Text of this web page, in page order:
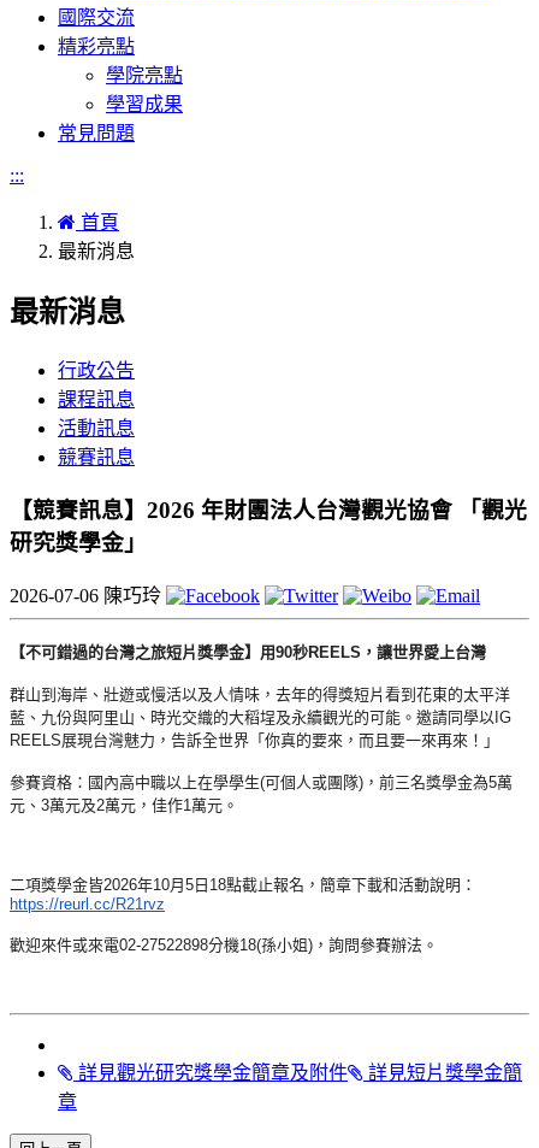
國際交流
精彩亮點
學院亮點
學習成果
常見問題
:::
首頁
最新消息
最新消息
行政公告
課程訊息
活動訊息
競賽訊息
【競賽訊息】2026 年財團法人台灣觀光協會 「觀光
研究獎學金」
2026-07-06 陳巧玲
【不可錯過的台灣之旅短片獎學金】用90秒REELS， 讓世界愛上台灣
群山到海岸、壯遊或慢活以及人情味， 去年的得獎短片看到花東的太平洋
藍、九份與阿里山、 時光交織的大稻埕及永續觀光的可能。邀請同學以IG
REELS展現台灣魅力，告訴全世界「你真的要來， 而且要一來再來！」
參賽資格：國內高中職以上在學學生(可個人或團隊)， 前三名獎學金為5萬
元、3萬元及2萬元，佳作1萬元。
二項獎學金皆2026年10月5日18點截止報名， 簡章下載和活動說明：
https://reurl.cc/R21rvz
歡迎來件或來電02-27522898分機18(孫小姐)， 詢問參賽辦法。
詳見觀光研究獎學金簡章及附件
詳見短片獎學金簡
章